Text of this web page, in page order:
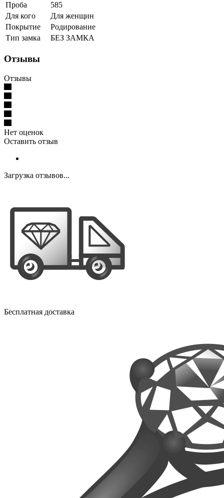
Проба
585
Для кого
Для женщин
Покрытие
Родирование
Тип замка
БЕЗ ЗАМКА
Отзывы
Отзывы
Нет оценок
Оставить отзыв
Загрузка отзывов...
Бесплатная доставка